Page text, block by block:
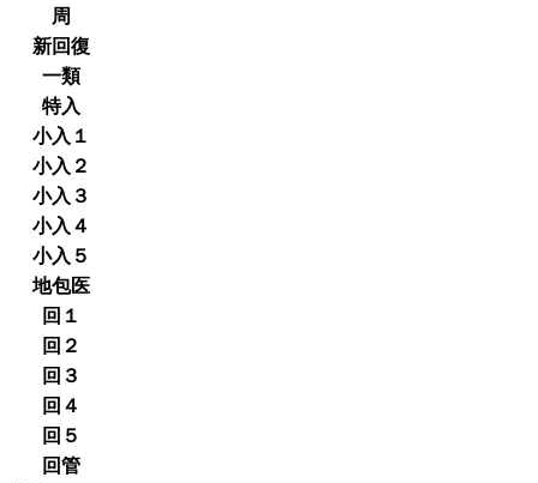
周
新回復
一類
特入
小入１
小入２
小入３
小入４
小入５
地包医
回１
回２
回３
回４
回５
回管